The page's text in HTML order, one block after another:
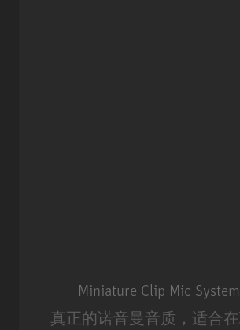
Miniature Clip Mic
真正的诺音曼音质，适合